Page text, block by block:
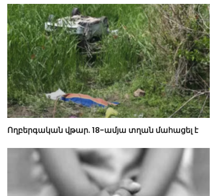
Ողբերգական վթար. 18-ամյա տղան մահացել է